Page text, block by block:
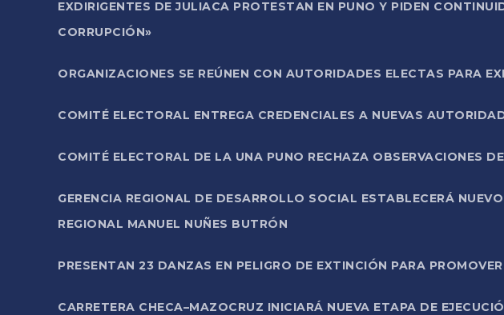
EXDIRIGENTES DE JULIACA PROTESTAN EN PUNO Y PIDEN
CORRUPCIÓN»
ORGANIZACIONES SE REÚNEN CON AUTORIDADES ELECTAS PARA
COMITÉ ELECTORAL ENTREGA CREDENCIALES A NUEVAS
COMITÉ ELECTORAL DE LA UNA PUNO RECHAZA OBSERVACIONES
GERENCIA REGIONAL DE DESARROLLO SOCIAL ESTABLECERÁ
REGIONAL MANUEL NUÑES BUTRÓN
PRESENTAN 23 DANZAS EN PELIGRO DE EXTINCIÓN PARA
CARRETERA CHECA–MAZOCRUZ INICIARÁ NUEVA ETAPA DE